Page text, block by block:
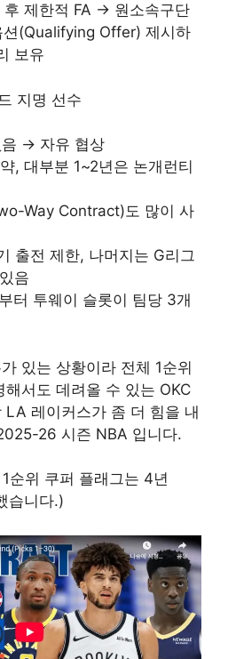
후 제한적 FA → 원소속구단
션(Qualifying Offer) 제시하
보유
지명 선수
음 → 자유 협상
, 대부분 1~2년은 논개런티
Way Contract)도 많이 사
출전 제한, 나머지는 G리그
음
터 투웨이 슬롯이 팀당 3개
있는 상황이라 전체 1순위
서도 데려올 수 있는 OKC
LA 레이커스가 좀 더 힘을 내
26 시즌 NBA 입니다.
순위 쿠퍼 플래그는 4년
습니다.)